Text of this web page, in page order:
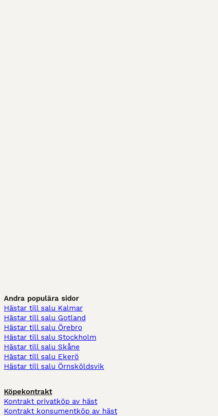
Andra populära sidor
Hästar till salu Kalmar
Hästar till salu Gotland
Hästar till salu Örebro
Hästar till salu Stockholm
Hästar till salu Skåne
Hästar till salu Ekerö
Hästar till salu Örnsköldsvik
Köpekontrakt
Kontrakt privatköp av häst
Kontrakt konsumentköp av häst